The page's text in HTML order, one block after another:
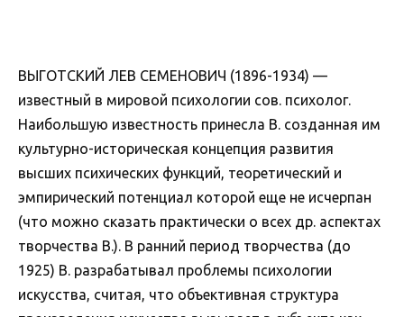
ВЫГОТСКИЙ ЛЕВ СЕМЕНОВИЧ (1896-1934) —
известный в мировой психологии сов. психолог.
Наибольшую известность принесла В. созданная им
культурно-историческая концепция развития
высших психических функций, теоретический и
эмпирический потенциал которой еще не исчерпан
(что можно сказать практически о всех др. аспектах
творчества В.). В ранний период творчества (до
1925) В. разрабатывал проблемы психологии
искусства, считая, что объективная структура